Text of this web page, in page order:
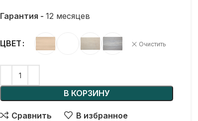
Гарантия - 12 месяцев
ЦВЕТ Очистить
В КОРЗИНУ
Сравнить В избранное